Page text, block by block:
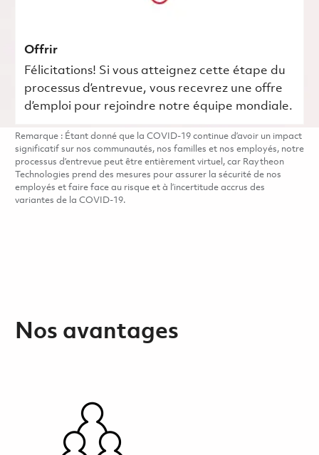
Offrir
Félicitations! Si vous atteignez cette étape du
processus d’entrevue, vous recevrez une offre
d’emploi pour rejoindre notre équipe mondiale.
Remarque : Étant donné que la COVID-19 continue d’avoir un impact
significatif sur nos communautés, nos familles et nos employés, notre
processus d’entrevue peut être entièrement virtuel, car Raytheon
Technologies prend des mesures pour assurer la sécurité de nos
employés et faire face au risque et à l’incertitude accrus des
variantes de la COVID-19.
Nos avantages